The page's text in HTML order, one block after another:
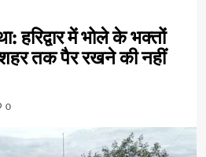
हरिद्वार में भोले के भक्तों
तक पैर रखने की नहीं
0